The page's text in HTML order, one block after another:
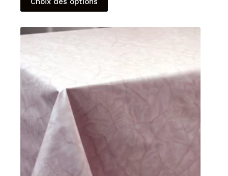
produit
a
variations.
être
choisies
la
du
produit